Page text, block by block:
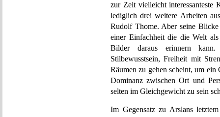
zur Zeit vielleicht interessanteste
lediglich drei weitere Arbeiten
Rudolf Thome. Aber seine
einer Einfachheit die die Welt
Bilder daraus erinnern
Stilbewusstsein, Freiheit mit
Räumen zu gehen scheint, um
Dominanz zwischen Ort und
selten im Gleichgewicht zu sein
Im Gegensatz zu Arslans